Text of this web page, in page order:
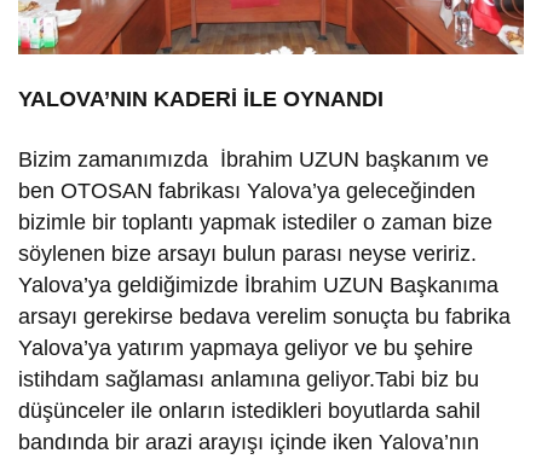
YALOVA’NIN KADERİ İLE OYNANDI
Bizim zamanımızda İbrahim UZUN başkanım ve
ben OTOSAN fabrikası Yalova’ya geleceğinden
bizimle bir toplantı yapmak istediler o zaman bize
söylenen bize arsayı bulun parası neyse veririz.
Yalova’ya geldiğimizde İbrahim UZUN Başkanıma
arsayı gerekirse bedava verelim sonuçta bu fabrika
Yalova’ya yatırım yapmaya geliyor ve bu şehire
istihdam sağlaması anlamına geliyor.Tabi biz bu
düşünceler ile onların istedikleri boyutlarda sahil
bandında bir arazi arayışı içinde iken Yalova’nın